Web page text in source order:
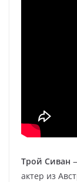
Трой Сиван
актер из